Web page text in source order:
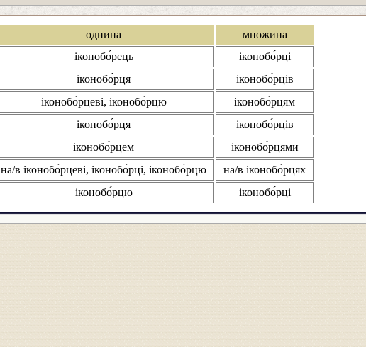
однина
множина
іконобо́рець
іконобо́рці
іконобо́рця
іконобо́рців
іконобо́рцеві, іконобо́рцю
іконобо́рцям
іконобо́рця
іконобо́рців
іконобо́рцем
іконобо́рцями
на/в іконобо́рцеві, іконобо́рці, іконобо́рцю
на/в іконобо́рцях
іконобо́рцю іконобо́рці